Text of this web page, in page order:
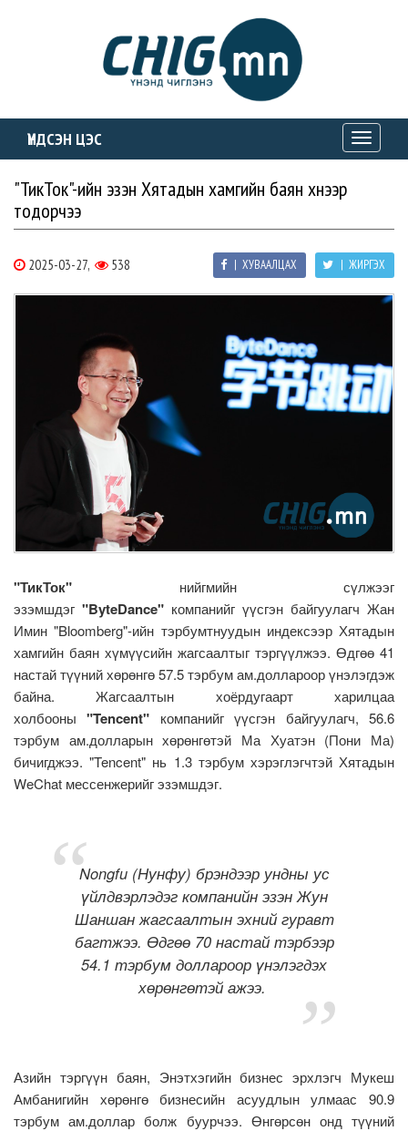
ҮНДСЭН ЦЭС
Toggle
"ТикТок"-ийн эзэн Хятадын хамгийн баян хүнээр
тодорчээ
2025-03-27, 538 | ЖИРГЭХ
| ХУВААЛЦАХ
"ТикТок" нийгмийн сүлжээг
эзэмшдэг "ByteDance" компанийг үүсгэн байгуулагч Жан
Имин "Bloomberg"-ийн тэрбумтнуудын индексээр Хятадын
хамгийн баян хүмүүсийн жагсаалтыг тэргүүлжээ. Өдгөө 41
настай түүний хөрөнгө 57.5 тэрбум ам.доллароор үнэлэгдэж
байна. Жагсаалтын хоёрдугаарт харилцаа
холбооны "Tencent" компанийг үүсгэн байгуулагч, 56.6
тэрбум ам.долларын хөрөнгөтэй Ма Хуатэн (Пони Ма)
бичигджээ. "Tencent" нь 1.3 тэрбум хэрэглэгчтэй Хятадын
WeChat мессенжерийг эзэмшдэг.
Nongfu (Нунфу) брэндээр ундны ус
үйлдвэрлэдэг компанийн эзэн Жун
Шаншан жагсаалтын эхний гуравт
багтжээ. Өдгөө 70 настай тэрбээр
54.1 тэрбум доллароор үнэлэгдэх
хөрөнгөтэй ажээ.
Азийн тэргүүн баян, Энэтхэгийн бизнес эрхлэгч Мукеш
Амбанигийн хөрөнгө бизнесийн асуудлын улмаас 90.9
тэрбум ам.доллар болж буурчээ. Өнгөрсөн онд түүний